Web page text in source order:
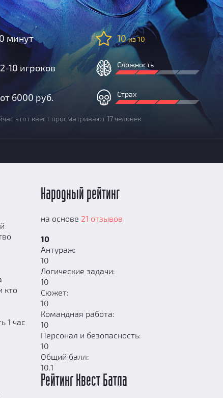
минут
2-10 игроков
от 6000 руб.
10из 10
Сложность
Страх
этот квест просматривают 17 человек
кто
1 час
Народный рейтинг
на основе 21 отзывов
10
Антураж:
10
Логические задачи:
10
Сюжет:
10
Командная работа:
10
Персонал и безопасность:
10
Общий балл:
10.1
Рейтинг Квест Батла